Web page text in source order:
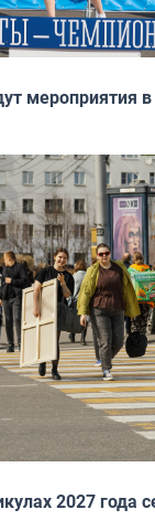
мероприятия
2027 года